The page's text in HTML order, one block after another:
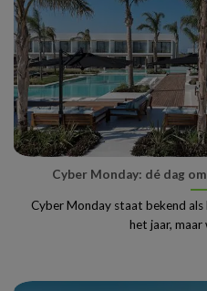
Cyber Monday: dé dag
Cyber Monday staat bekend
het jaar, maar